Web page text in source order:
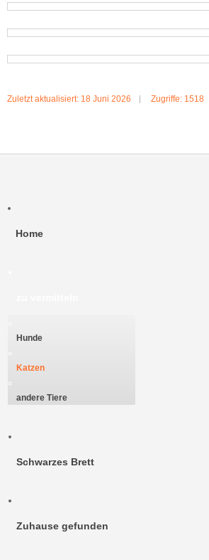
Zuletzt aktualisiert: 18 Juni 2026 Zugriffe: 1518
Home
Hunde
Katzen
andere Tiere
Schwarzes Brett
Zuhause gefunden